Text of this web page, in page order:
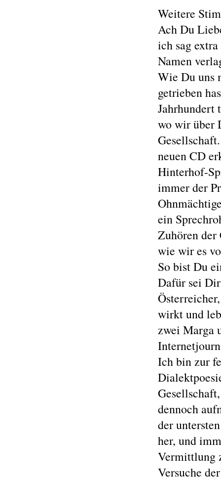
Weitere
Ach Du
ich sag
Namen
Wie Du uns
getrieben
Jahrhundert
wo wir über
neuen CD
Hinterhof-
immer der
ein
Zuhören der
wie wir es
So bist Du
Dafür sei
wirkt und
zwei Marga
Ich bin zur
dennoch
der
her, und
Vermittlung
Versuche